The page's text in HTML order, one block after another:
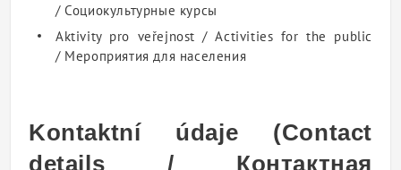
/ Социокультурные курсы
Aktivity pro veřejnost / Activities for the public
/ Мероприятия для населения
Kontaktní údaje (Contact
details / Контактная